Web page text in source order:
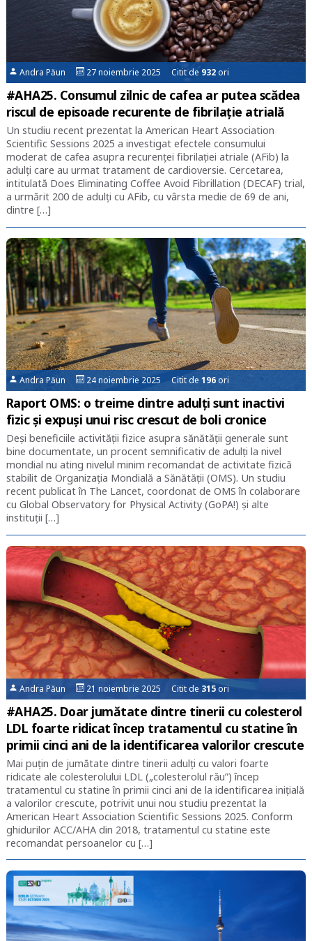
Andra Păun 27 noiembrie 2025 Citit de 932ori
#AHA25. Consumul zilnic de cafea ar putea scădea
riscul de episoade recurente de fibrilație atrială
Un studiu recent prezentat la American Heart Association
Scientific Sessions 2025 a investigat efectele consumului
moderat de cafea asupra recurenței fibrilației atriale (AFib) la
adulți care au urmat tratament de cardioversie. Cercetarea,
intitulată Does Eliminating Coffee Avoid Fibrillation (DECAF) trial,
a urmărit 200 de adulți cu AFib, cu vârsta medie de 69 de ani,
dintre […]
Andra Păun 24 noiembrie 2025 Citit de196ori
Raport OMS: o treime dintre adulți sunt inactivi
fizic și expuși unui risc crescut de boli cronice
Deși beneficiile activității fizice asupra sănătății generale sunt
bine documentate, un procent semnificativ de adulți la nivel
mondial nu ating nivelul minim recomandat de activitate fizică
stabilit de Organizația Mondială a Sănătății (OMS). Un studiu
recent publicat în The Lancet, coordonat de OMS în colaborare
cu Global Observatory for Physical Activity (GoPA!) și alte
instituții […]
Andra Păun 21 noiembrie 2025 Citit de 315ori
#AHA25. Doar jumătate dintre tinerii cu colesterol
LDL foarte ridicat încep tratamentul cu statine în
primii cinci ani de la identificarea valorilor crescute
Mai puțin de jumătate dintre tinerii adulți cu valori foarte
ridicate ale colesterolului LDL („colesterolul rău”) încep
tratamentul cu statine în primii cinci ani de la identificarea inițială
a valorilor crescute, potrivit unui nou studiu prezentat la
American Heart Association Scientific Sessions 2025. Conform
ghidurilor ACC/AHA din 2018, tratamentul cu statine este
recomandat persoanelor cu […]